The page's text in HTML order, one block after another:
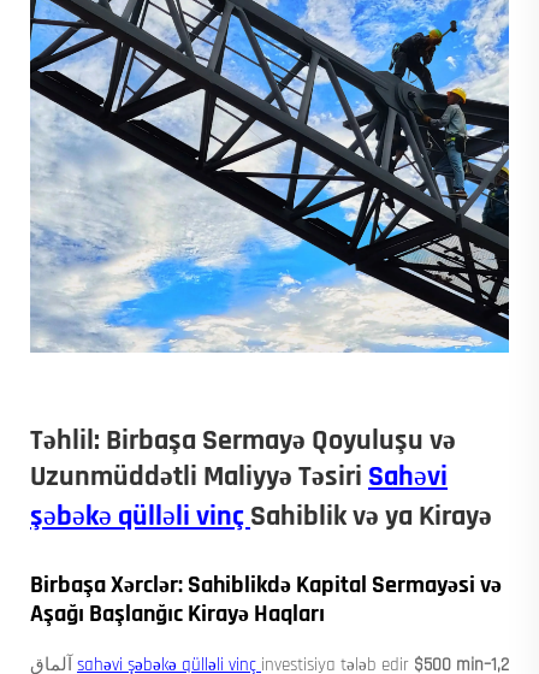
Təhlil: Birbaşa Sermayə Qoyuluşu və
Uzunmüddətli Maliyyə Təsiri Sahəvi
şəbəkə qülləli vinç Sahiblik və ya Kirayə
Birbaşa Xərclər: Sahiblikdə Kapital Sermayəsi və
Aşağı Başlanğıc Kirayə Haqları
sahəvi şəbəkə qülləli vinç investisiya tələb edir $500 min–1,2